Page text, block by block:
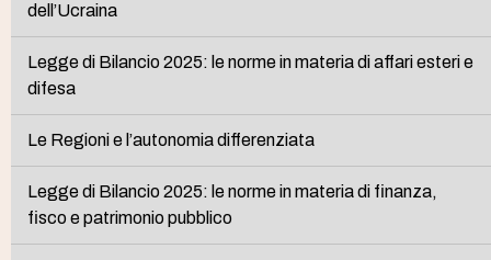
dell’Ucraina
Legge di Bilancio 2025: le norme in materia di affari esteri e
difesa
Le Regioni e l’autonomia differenziata
Legge di Bilancio 2025: le norme in materia di finanza,
fisco e patrimonio pubblico